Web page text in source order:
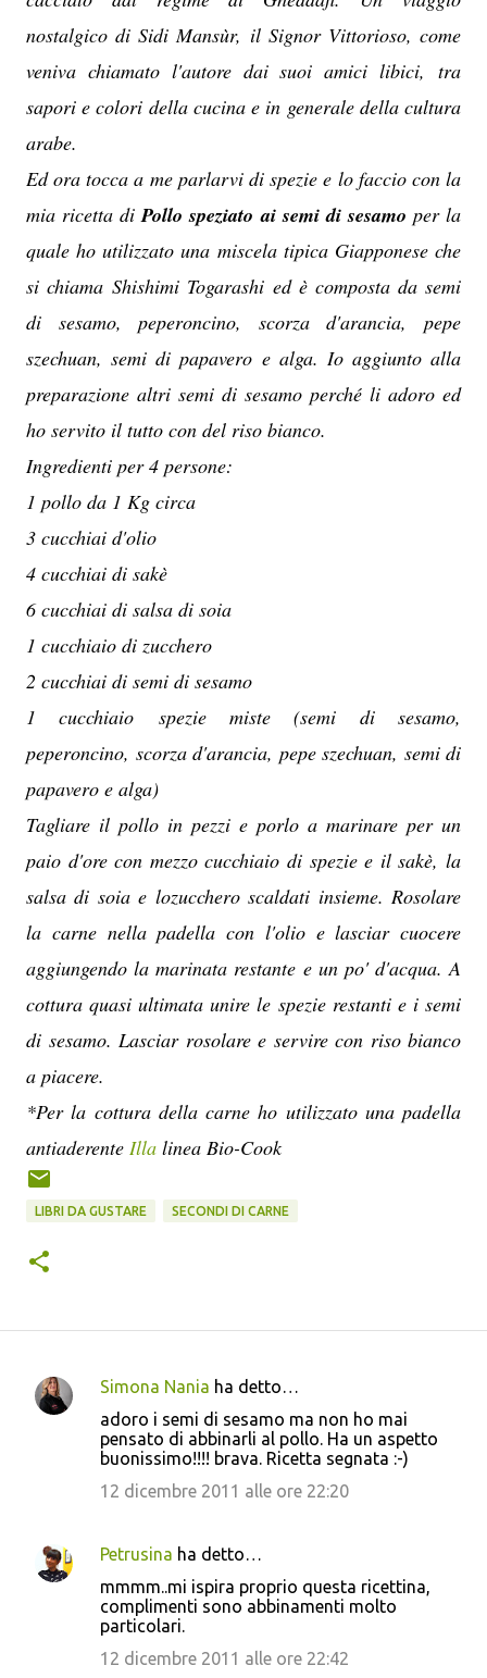
nostalgico di Sidi Mansùr, il Signor Vittorioso, come
veniva chiamato l'autore dai suoi amici libici, tra
sapori e colori della cucina e in generale della cultura
arabe.
Ed ora tocca a me parlarvi di spezie e lo faccio con la
mia ricetta diPollo speziato ai semi di sesamo per la
quale ho utilizzato una miscela tipica Giapponese che
si chiama Shishimi Togarashi ed è composta da semi
di sesamo, peperoncino, scorza d'arancia, pepe
szechuan, semi di papavero e alga. Io aggiunto alla
preparazione altri semi di sesamo perché li adoro ed
ho servito il tutto con del riso bianco.
Ingredienti per 4 persone:
1 pollo da 1 Kg circa
3 cucchiai d'olio
4 cucchiai di sakè
6 cucchiai di salsa di soia
1 cucchiaio di zucchero
2 cucchiai di semi di sesamo
1 cucchiaio spezie miste (semi di sesamo,
peperoncino, scorza d'arancia, pepe szechuan, semi di
papavero e alga)
Tagliare il pollo in pezzi e porlo a marinare per un
paio d'ore con mezzo cucchiaio di spezie e il sakè, la
salsa di soia e lozucchero scaldati insieme. Rosolare
la carne nella padella con l'olio e lasciar cuocere
aggiungendo la marinata restante e un po' d'acqua. A
cottura quasi ultimata unire le spezie restanti e i semi
di sesamo. Lasciar rosolare e servire con riso bianco
a piacere.
*Per la cottura della carne ho utilizzato una padella
antiaderente Illa linea Bio-Cook
LIBRI DA GUSTARE SECONDI DI CARNE
C
n
t
Simona Nania ha detto…
adoro i semi di sesamo ma non ho mai
pensato di abbinarli al pollo. Ha un aspetto
buonissimo!!!! brava. Ricetta segnata :-)
12 dicembre 2011 alle ore 22:20
Petrusina ha detto…
mmmm..mi ispira proprio questa ricettina,
complimenti sono abbinamenti molto
particolari.
12 dicembre 2011 alle ore 22:42